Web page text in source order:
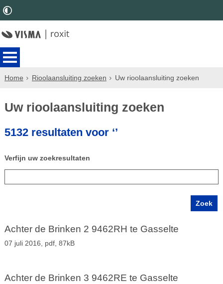
Home Rioolaansluiting zoeken Uw rioolaansluiting zoeken
Uw rioolaansluiting zoeken
5132 resultaten voor ‘’
Verfijn uw zoekresultaten
Achter de Brinken 2 9462RH te Gasselte
07 juli 2016, pdf, 87kB
Achter de Brinken 3 9462RE te Gasselte